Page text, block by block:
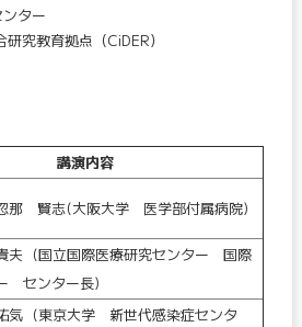
ター
究教育拠点（CiDER）
講演内容
那 賢志(大阪大学 医学部付属病院)
夫 (国立国際医療研究センター 国際
センター長)
気 (東京大学 新世代感染症センタ